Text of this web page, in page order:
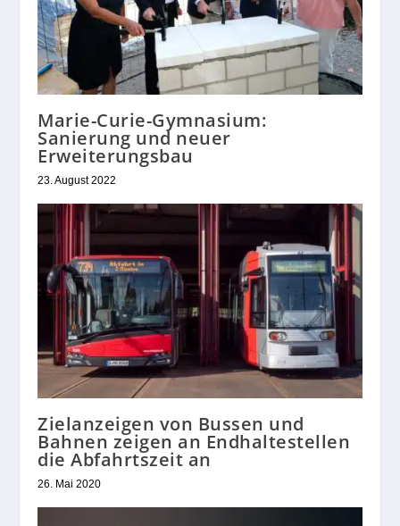
Marie-Curie-Gymnasium:
Sanierung und neuer
Erweiterungsbau
23. August 2022
Zielanzeigen von Bussen und
Bahnen zeigen an Endhaltestellen
die Abfahrtszeit an
26. Mai 2020